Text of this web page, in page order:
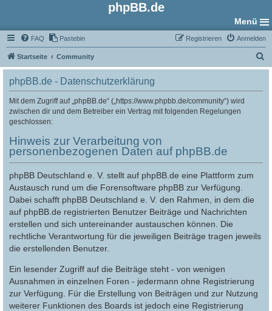
phpBB.de
Menü
FAQ Pastebin Anmelden
Registrieren
Startseite Community
u
phpBB.de - Datenschutzerklärung
Mit dem Zugriff auf „phpBB.de“ („https://www.phpbb.de/community“) wird
zwischen dir und dem Betreiber ein Vertrag mit folgenden Regelungen
geschlossen:
Hinweis zur Verarbeitung von
personenbezogenen Daten auf phpBB.de
phpBB Deutschland e. V. stellt auf phpBB.de eine Plattform zum
Austausch rund um die Forensoftware phpBB zur Verfügung.
Dabei schafft phpBB Deutschland e. V. den Rahmen, in dem die
auf phpBB.de registrierten Benutzer Beiträge und Nachrichten
erstellen und sich untereinander austauschen können. Die
rechtliche Verantwortung für die jeweiligen Beiträge tragen jeweils
die erstellenden Benutzer.
Ein lesender Zugriff auf die Beiträge steht - von wenigen
Ausnahmen in einzelnen Foren - jedermann ohne Registrierung
zur Verfügung. Für die Erstellung von Beiträgen und zur Nutzung
weiterer Funktionen des Boards ist jedoch eine Registrierung